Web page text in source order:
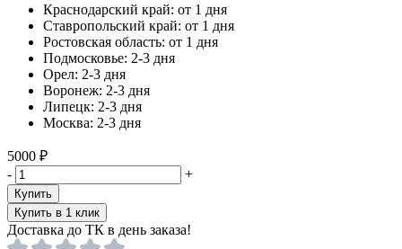
Краснодарский край: от 1 дня
Ставропольский край: от 1 дня
Ростовская область: от 1 дня
Подмосковье: 2-3 дня
Орел: 2-3 дня
Воронеж: 2-3 дня
Липецк: 2-3 дня
Москва: 2-3 дня
5000 ₽
-
+
Купить
Купить в 1 клик
Доставка до ТК в день заказа!